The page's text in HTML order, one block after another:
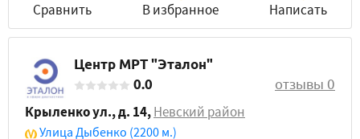
Сравнить В избранное Написать
Центр МРТ "Эталон"
0.0
отзывы 0
Крыленко ул., д. 14,Невский район
Улица Дыбенко (2200 м.)